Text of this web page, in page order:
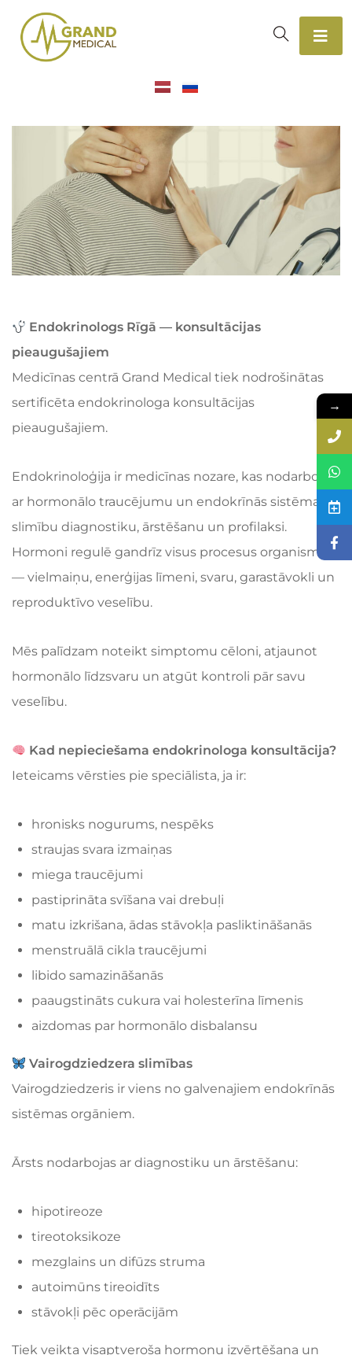
Endokrinologs Rīgā — konsultācijas
pieaugušajiem
Medicīnas centrā Grand Medical tiek nodrošinātas
sertificēta endokrinologa konsultācijas
pieaugušajiem.
Endokrinoloģija ir medicīnas nozare, kas nodarbojas
ar hormonālo traucējumu un endokrīnās sistēmas
slimību diagnostiku, ārstēšanu un profilaksi.
Hormoni regulē gandrīz visus procesus organismā
— vielmaiņu, enerģijas līmeni, svaru, garastāvokli un
reproduktīvo veselību.
Mēs palīdzam noteikt simptomu cēloni, atjaunot
hormonālo līdzsvaru un atgūt kontroli pār savu
veselību.
Kad nepieciešama endokrinologa konsultācija?
Ieteicams vērsties pie speciālista, ja ir:
hronisks nogurums, nespēks
straujas svara izmaiņas
miega traucējumi
pastiprināta svīšana vai drebuļi
matu izkrišana, ādas stāvokļa pasliktināšanās
menstruālā cikla traucējumi
libido samazināšanās
paaugstināts cukura vai holesterīna līmenis
aizdomas par hormonālo disbalansu
Vairogdziedzera slimības
Vairogdziedzeris ir viens no galvenajiem endokrīnās
sistēmas orgāniem.
Ārsts nodarbojas ar diagnostiku un ārstēšanu:
hipotireoze
tireotoksikoze
mezglains un difūzs struma
autoimūns tireoidīts
stāvokļi pēc operācijām
Tiek veikta visaptveroša hormonu izvērtēšana un
→